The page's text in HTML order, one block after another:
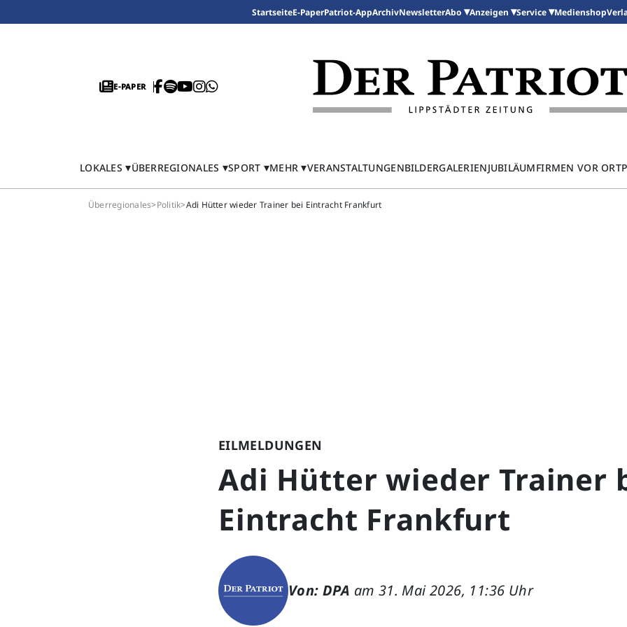
StartseiteE-PaperPatriot-AppArchivNewsletterAbo Anzeigen Service Medienshop
E-PAPER
LOKALES ÜBERREGIONALES SPORT MEHR VERANSTALTUNGENBILDERGALERIENJUBILÄUMFIRMEN VOR ORT
Überregionales>Politik>Adi Hütter wieder Trainer bei Eintracht Frankfurt
EILMELDUNGEN
Adi Hütter wieder Trainer
Eintracht Frankfurt
Von: DPA am 31. Mai 2026, 11:36 Uhr